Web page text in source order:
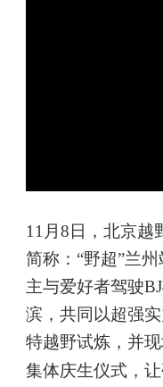
11月8日，北京越
简称： “野超”兰
主与爱好者驾驶
滨， 共同以超强
特越野试炼，并
集体庆生仪式，